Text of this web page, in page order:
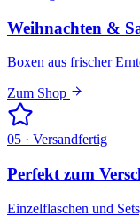
Weihnachten &
Boxen aus frischer
Zum Shop
05 · Versandfertig
Perfekt zum
Einzelflaschen und